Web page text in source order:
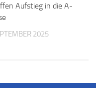
Aufstieg in die A-
2025